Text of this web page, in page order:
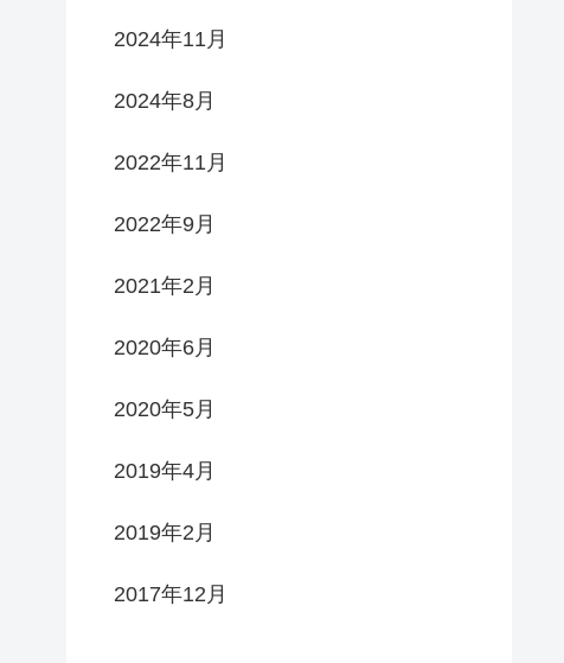
2024年11月
2024年8月
2022年11月
2022年9月
2021年2月
2020年6月
2020年5月
2019年4月
2019年2月
2017年12月